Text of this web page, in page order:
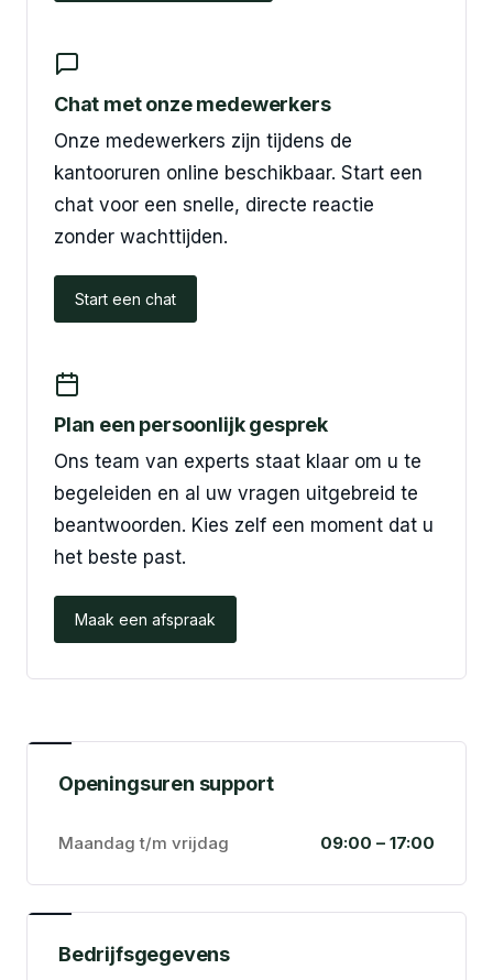
Chat met onze medewerkers
Onze medewerkers zijn tijdens de
kantooruren online beschikbaar. Start een
chat voor een snelle, directe reactie
zonder wachttijden.
Start een chat
Plan een persoonlijk gesprek
Ons team van experts staat klaar om u te
begeleiden en al uw vragen uitgebreid te
beantwoorden. Kies zelf een moment dat u
het beste past.
Maak een afspraak
Bedrijfsgegevens
Openingsuren support
Maandag t/m vrijdag 09:00 – 17:00